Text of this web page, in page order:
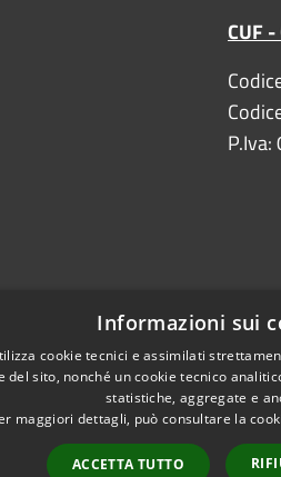
CUF
DPO/RPD
e Resilienza)
Informazioni sui
cookie tecnici e assimilati
del sito, nonché un cookie tecnico
statistiche, aggregate e
maggiori dettagli, può consultare la
ACCETTA TUTTO